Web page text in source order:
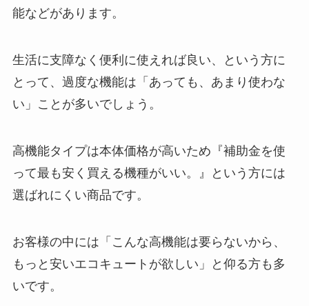
能などがあります。
生活に支障なく便利に使えれば良い、という方に
とって、過度な機能は「あっても、あまり使わな
い」ことが多いでしょう。
高機能タイプは本体価格が高いため『補助金を使
って最も安く買える機種がいい。』という方には
選ばれにくい商品です。
お客様の中には「こんな高機能は要らないから、
もっと安いエコキュートが欲しい」と仰る方も多
いです。